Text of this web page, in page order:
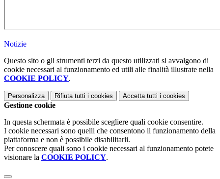
Notizie
Questo sito o gli strumenti terzi da questo utilizzati si avvalgono di
cookie necessari al funzionamento ed utili alle finalità illustrate nella
COOKIE POLICY.
Personalizza Rifiuta tutti i cookies Accetta tutti i cookies
Gestione cookie
In questa schermata è possibile scegliere quali cookie consentire.
I cookie necessari sono quelli che consentono il funzionamento della
piattaforma e non è possibile disabilitarli.
Per conoscere quali sono i cookie necessari al funzionamento potete
visionare la COOKIE POLICY.